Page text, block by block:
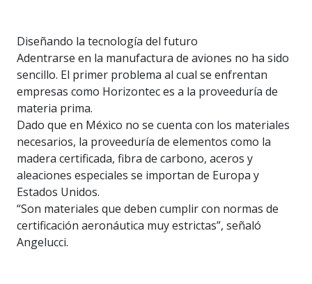
Diseñando la tecnología del futuro
Adentrarse en la manufactura de aviones no ha sido
sencillo. El primer problema al cual se enfrentan
empresas como Horizontec es a la proveeduría de
materia prima.
Dado que en México no se cuenta con los materiales
necesarios, la proveeduría de elementos como la
madera certificada, fibra de carbono, aceros y
aleaciones especiales se importan de Europa y
Estados Unidos.
“Son materiales que deben cumplir con normas de
certificación aeronáutica muy estrictas”, señaló
Angelucci.